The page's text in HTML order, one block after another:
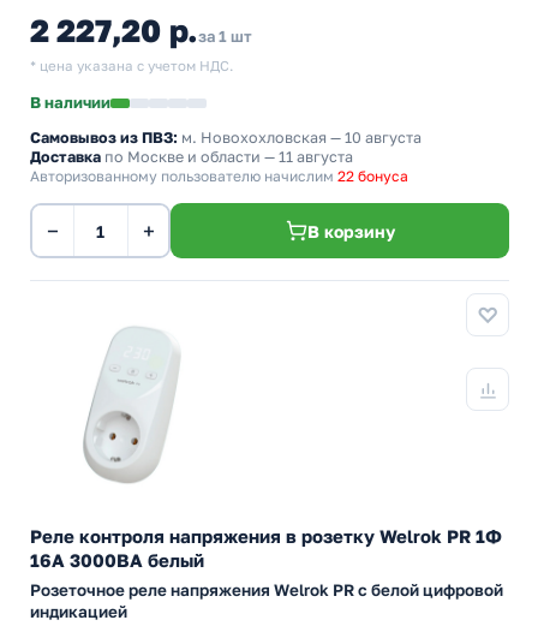
2 227,20 р.за 1 шт
* цена указана с учетом НДС.
В наличии
Самовывоз из ПВЗ: м. Новохохловская — 10 августа
Доставка по Москве и области — 11 августа
Авторизованному пользователю начислим 22 бонуса
− + В корзину
Реле контроля напряжения в розетку Welrok PR 1Ф
16А 3000ВА белый
Розеточное реле напряжения Welrok PR с белой цифровой
индикацией